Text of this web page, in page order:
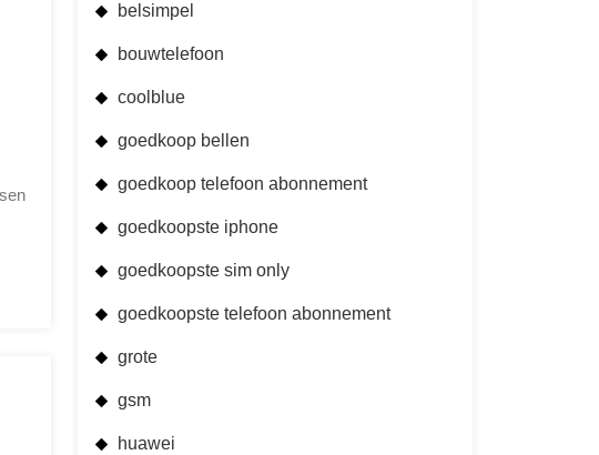
belsimpel
bouwtelefoon
coolblue
goedkoop bellen
goedkoop telefoon abonnement
goedkoopste iphone
goedkoopste sim only
goedkoopste telefoon abonnement
grote
gsm
huawei